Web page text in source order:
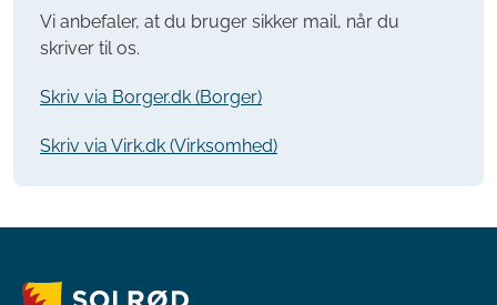
Vi anbefaler, at du bruger sikker mail, når du
skriver til os.
Skriv via Borger.dk (Borger)
Skriv via Virk.dk (Virksomhed)